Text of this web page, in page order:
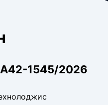
1545/2026